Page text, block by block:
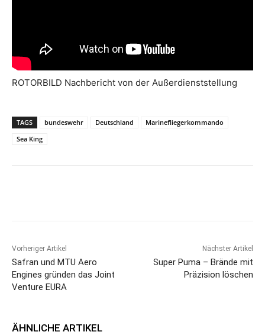
ROTORBILD Nachbericht von der Außerdienststellung
TAGS bundeswehr Deutschland
Marinefliegerkommando
Sea King
Vorheriger Artikel
Safran und MTU Aero
Engines gründen das Joint
Venture EURA
Nächster Artikel
Super Puma – Brände mit
Präzision löschen
ÄHNLICHE ARTIKEL